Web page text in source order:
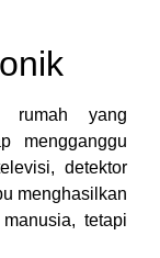
rumah yang
mengganggu
detektor
menghasilkan
tetapi